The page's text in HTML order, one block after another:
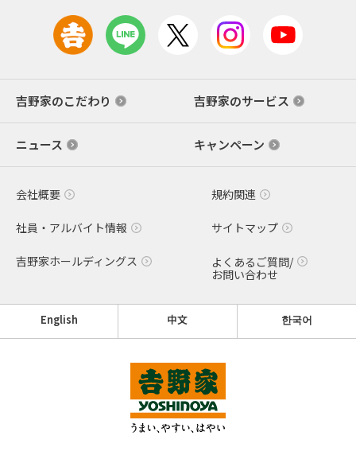
吉野家のこだわり 吉野家のサービス
ニュース キャンペーン
会社概要 規約関連
社員・アルバイト情報 サイトマップ
吉野家ホールディングス
よくあるご質問/
お問い合わせ
English 中文 한국어